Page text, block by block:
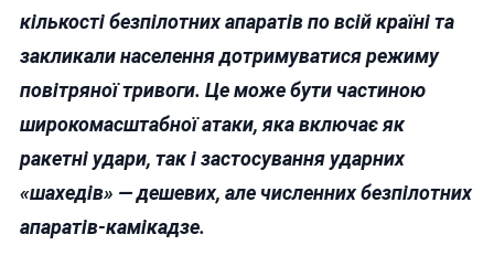
кількості безпілотних апаратів по всій країні та
закликали населення дотримуватися режиму
повітряної тривоги. Це може бути частиною
широкомасштабної атаки, яка включає як
ракетні удари, так і застосування ударних
«шахедів» — дешевих, але численних безпілотних
апаратів‑камікадзе.